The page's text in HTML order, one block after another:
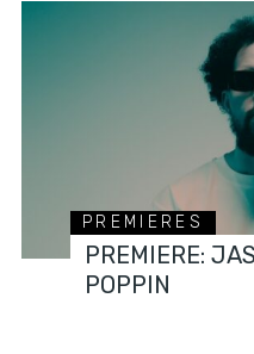
PREMIERES
PREMIERE:
POPPIN